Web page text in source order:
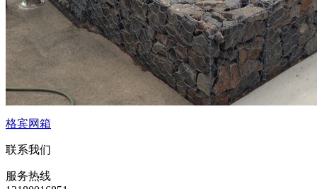
格宾网箱
联系我们
服务热线